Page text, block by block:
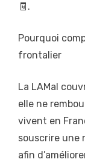
🧾.
Pourquoi
frontalier
La LAMal
elle ne
vivent en
souscrire une
afin